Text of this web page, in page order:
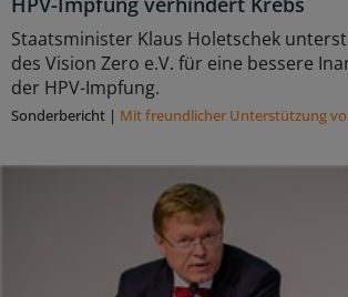
Staatsminister Klaus Holetschek
des Vision Zero e.V. für eine bessere
der HPV-Impfung.
Sonderbericht | Mit freundlicher Unterstützung